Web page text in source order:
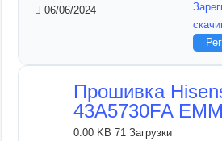
06/06/2024
Прошивка
43A5730FA
0.00 KB71 Загрузки